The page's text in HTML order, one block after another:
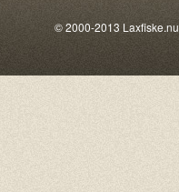
© 2000-2013 Laxfiske.nu